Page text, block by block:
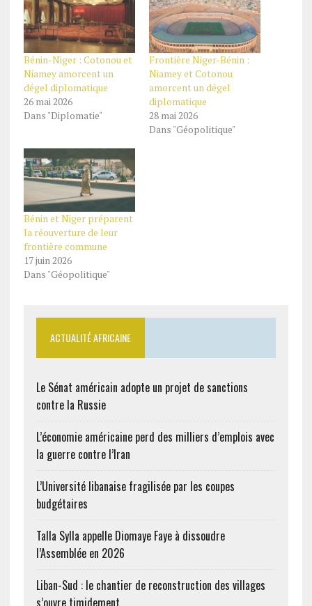
Bénin-Niger : Cotonou et
Niamey amorcent un
dégel diplomatique
26 mai 2026
Dans "Diplomatie"
Frontière Niger-Bénin :
Niamey et Cotonou
amorcent un dégel
diplomatique
28 mai 2026
Dans "Géopolitique"
Bénin et Niger préparent
la réouverture de leur
frontière commune
17 juin 2026
Dans "Géopolitique"
ACTUALITÉ AFRICAINE
Le Sénat américain adopte un projet de sanctions
contre la Russie
L’économie américaine perd des milliers d’emplois avec
la guerre contre l’Iran
L’Université libanaise fragilisée par les coupes
budgétaires
Talla Sylla appelle Diomaye Faye à dissoudre
l’Assemblée en 2026
Liban-Sud : le chantier de reconstruction des villages